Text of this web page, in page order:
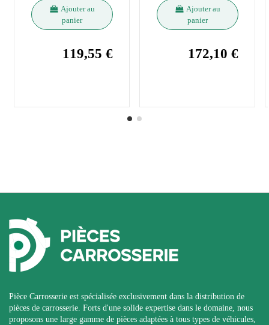
Ajouter au
panier
119,55 €
Ajouter au
panier
172,10 €
Pièce Carrosserie est spécialisée exclusivement dans la distribution de
pièces de carrosserie. Forts d'une solide expertise dans le domaine, nous
proposons une large gamme de pièces adaptées à tous types de véhicules,